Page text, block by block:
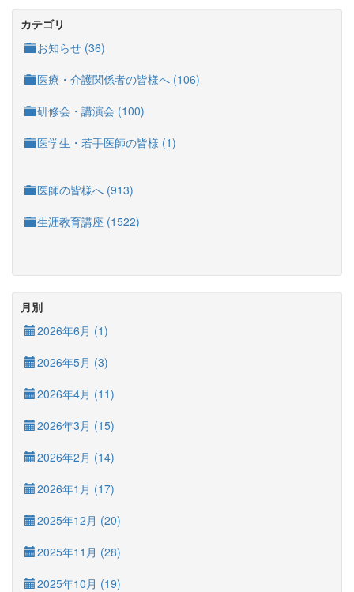
カテゴリ
お知らせ (36)
医療・介護関係者の皆様へ (106)
研修会・講演会 (100)
医学生・若手医師の皆様 (1)
医師の皆様へ (913)
生涯教育講座 (1522)
月別
2026年6月 (1)
2026年5月 (3)
2026年4月 (11)
2026年3月 (15)
2026年2月 (14)
2026年1月 (17)
2025年12月 (20)
2025年11月 (28)
2025年10月 (19)